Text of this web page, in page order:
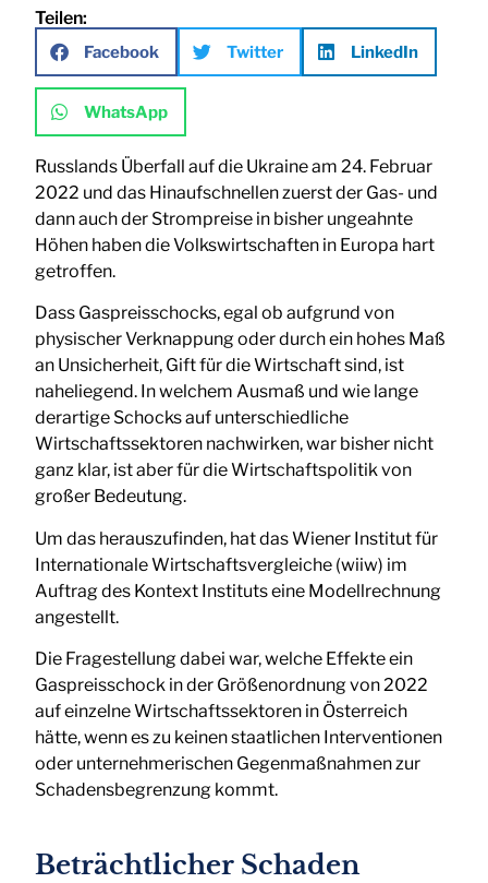
Teilen:
Facebook Twitter LinkedIn
WhatsApp
Russlands Überfall auf die Ukraine am 24. Februar
2022 und das Hinaufschnellen zuerst der Gas- und
dann auch der Strompreise in bisher ungeahnte
Höhen haben die Volkswirtschaften in Europa hart
getroffen.
Dass Gaspreisschocks, egal ob aufgrund von
physischer Verknappung oder durch ein hohes Maß
an Unsicherheit, Gift für die Wirtschaft sind, ist
naheliegend. In welchem Ausmaß und wie lange
derartige Schocks auf unterschiedliche
Wirtschaftssektoren nachwirken, war bisher nicht
ganz klar, ist aber für die Wirtschaftspolitik von
großer Bedeutung.
Um das herauszufinden, hat das Wiener Institut für
Internationale Wirtschaftsvergleiche (wiiw) im
Auftrag des Kontext Instituts eine Modellrechnung
angestellt.
Die Fragestellung dabei war, welche Effekte ein
Gaspreisschock in der Größenordnung von 2022
auf einzelne Wirtschaftssektoren in Österreich
hätte, wenn es zu keinen staatlichen Interventionen
oder unternehmerischen Gegenmaßnahmen zur
Schadensbegrenzung kommt.
Beträchtlicher Schaden